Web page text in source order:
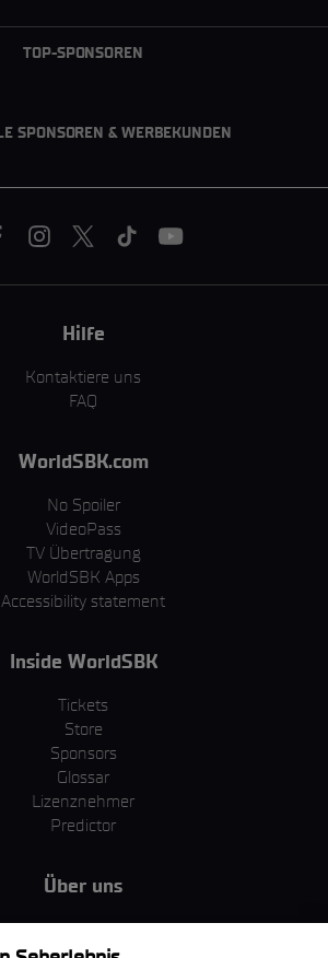
TOP-SPONSOREN
SPONSOREN & WERBEKUNDEN
Hilfe
Kontaktiere uns
FAQ
WorldSBK.com
No Spoiler
VideoPass
TV Übertragung
WorldSBK Apps
Accessibility statement
Inside WorldSBK
Tickets
Store
Sponsors
Glossar
Lizenznehmer
Predictor
Über uns
MotoGP Group
Cookie Richtlinien